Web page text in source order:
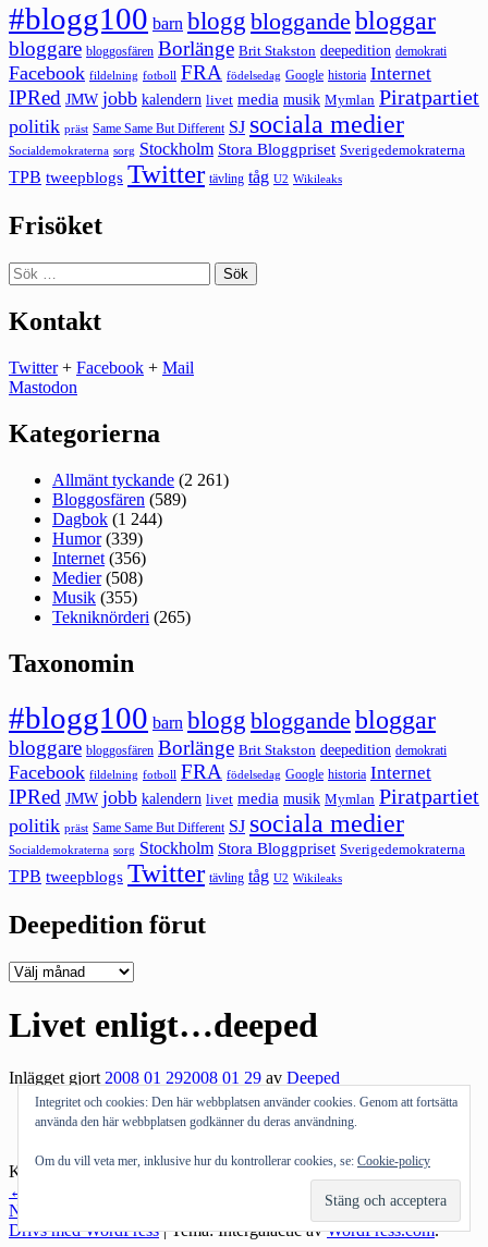
#blogg100 barn blogg bloggande bloggar
bloggare bloggosfären Borlänge Brit Stakston deepedition demokrati
Facebook fildelning fotboll FRA födelsedag Google historia Internet
IPRed JMW jobb kalendern livet media musik Mymlan Piratpartiet
politik präst Same Same But Different SJ sociala medier
Socialdemokraterna sorg Stockholm Stora Bloggpriset Sverigedemokraterna
TPB tweepblogs Twitter tävling tåg U2 Wikileaks
Frisöket
Sök
efter:
Kontakt
Twitter+ Facebook + Mail
Mastodon
Kategorierna
Allmänt tyckande (2 261)
Bloggosfären (589)
Dagbok (1 244)
Humor(339)
Internet (356)
Medier(508)
Musik (355)
Tekniknörderi (265)
Taxonomin
#blogg100 barn blogg bloggande bloggar
bloggare bloggosfären Borlänge Brit Stakston deepedition demokrati
Facebook fildelning fotboll FRA födelsedag Google historia Internet
IPRed JMW jobb kalendern livet media musik Mymlan Piratpartiet
politik präst Same Same But Different SJ sociala medier
Socialdemokraterna sorg Stockholm Stora Bloggpriset Sverigedemokraterna
TPB tweepblogs Twitter tävling tåg U2 Wikileaks
Deepedition förut
Deepedition
Livet enligt…deeped
Inlägget gjort2008 01 292008 01 29 av Deeped
Kategorier: Dagbok
Inläggsnavigering
←
Nästa inlägg
Drivs med WordPress |Tema: Intergalactic avWordPress.com.
Integritet och cookies: Den här webbplatsen använder cookies. Genom att fortsätta
använda den här webbplatsen godkänner du deras användning.
Om du vill veta mer, inklusive hur du kontrollerar cookies, se: Cookie-policy